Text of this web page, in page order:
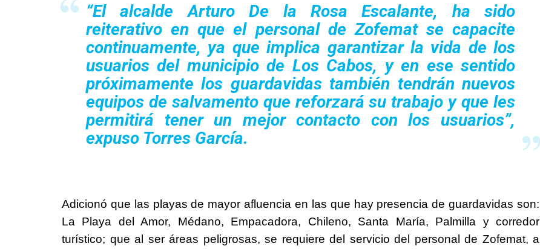
“El alcaldeArturo De la Rosa Escalante, ha sido
reiterativo en que el personal de Zofemat se capacite
continuamente, ya que implica garantizar la vida de los
usuarios del municipio de Los Cabos, y en ese sentido
próximamente los guardavidas también tendrán nuevos
equipos de salvamento que reforzará su trabajo y que les
permitirá tener un mejor contacto con los usuarios”,
expuso Torres García.
Adicionó que las playas de mayor afluencia en las que hay presencia de guardavidas son:
La Playa del Amor, Médano, Empacadora, Chileno, Santa María, Palmilla y corredor
turístico; que al ser áreas peligrosas, se requiere del servicio del personal de Zofemat, a